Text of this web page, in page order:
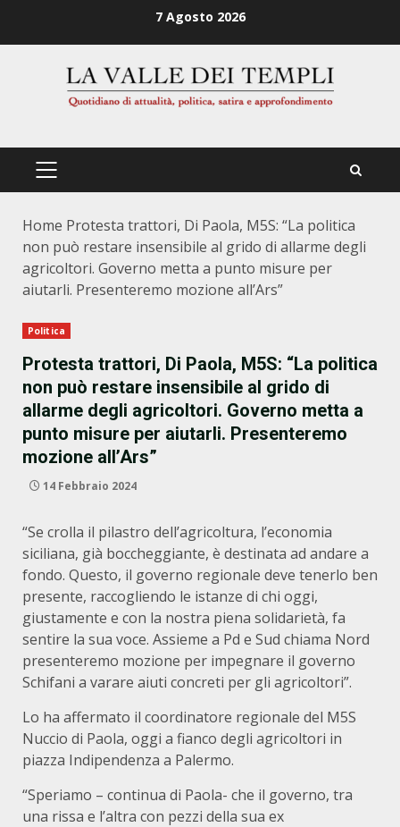
7 Agosto 2026
PRIMÄRES
Home Protesta trattori, Di Paola, M5S: “La politica
non può restare insensibile al grido di allarme degli
agricoltori. Governo metta a punto misure per
aiutarli. Presenteremo mozione all’Ars”
Politica
Protesta trattori, Di Paola, M5S: “La politica
non può restare insensibile al grido di
allarme degli agricoltori. Governo metta a
punto misure per aiutarli. Presenteremo
mozione all’Ars”
14 Febbraio 2024
“Se crolla il pilastro dell’agricoltura, l’economia
siciliana, già boccheggiante, è destinata ad andare a
fondo. Questo, il governo regionale deve tenerlo ben
presente, raccogliendo le istanze di chi oggi,
giustamente e con la nostra piena solidarietà, fa
sentire la sua voce. Assieme a Pd e Sud chiama Nord
presenteremo mozione per impegnare il governo
Schifani a varare aiuti concreti per gli agricoltori”.
Lo ha affermato il coordinatore regionale del M5S
Nuccio di Paola, oggi a fianco degli agricoltori in
piazza Indipendenza a Palermo.
“Speriamo – continua di Paola- che il governo, tra
una rissa e l’altra con pezzi della sua ex